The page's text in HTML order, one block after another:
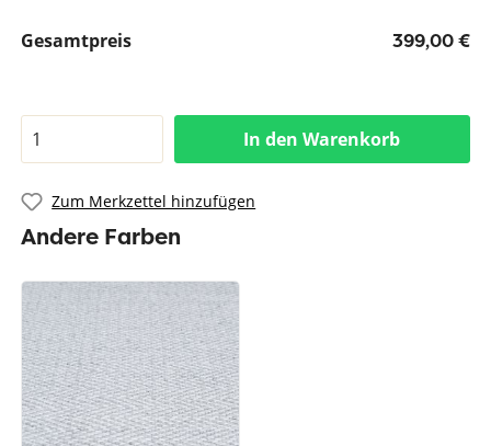
Gesamtpreis 399,00 €
In den Warenkorb
Zum Merkzettel hinzufügen
Andere Farben